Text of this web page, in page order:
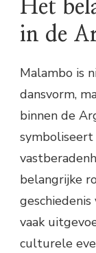
Het
in de
Malambo is
dansvorm,
binnen de
symboliseert
belangrijke
vaak
culturele